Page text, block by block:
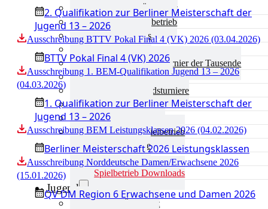
Spielbetrieb Übersicht
Aktuelles Spielbetrieb
BEM & Qualis
TTT – Tischtennisturnier der Tausende
mini-Meisterschaften
Weitere Verbandsturniere
Terminkalender
Turnierausrichtung
Mannschaftsspielbetrieb
Vereinsturniere
Schiedsrichter
Spielbetrieb Downloads
Jugend
Jugend Übersicht
2. Qualifikation zur Berliner Meisterschaft der
Jugend 13 – 2026
Ausschreibung BTTV Pokal Final 4 (VK) 2026 (03.04.2026)
BTTV Pokal Final 4 (VK) 2026
Ausschreibung 1. BEM-Qualifikation Jugend 13 – 2026
(04.03.2026)
1. Qualifikation zur Berliner Meisterschaft der
Jugend 13 – 2026
Ausschreibung BEM Leistungsklassen 2026 (04.02.2026)
Berliner Meisterschaft 2026 Leistungsklassen
Ausschreibung Norddeutsche Damen/Erwachsene 2026
(15.01.2026)
QV DM Region 6 Erwachsene und Damen 2026